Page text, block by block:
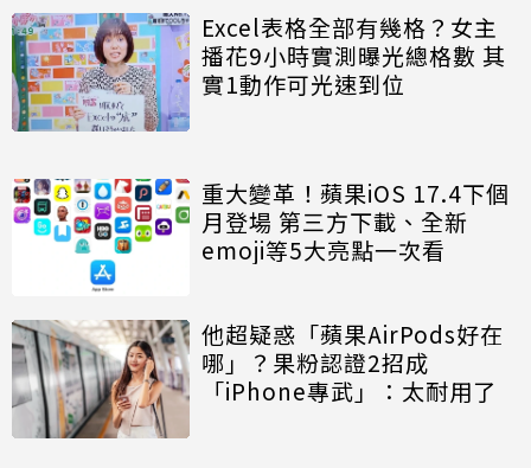
Excel表格全部有幾格？女主
播花9小時實測曝光總格數 其
實1動作可光速到位
重大變革！蘋果iOS 17.4下個
月登場 第三方下載、全新
emoji等5大亮點一次看
他超疑惑「蘋果AirPods好在
哪」？果粉認證2招成
「iPhone專武」：太耐用了